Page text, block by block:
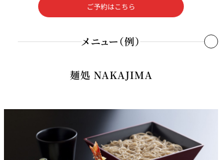
ご予約はこちら
メニュー（例）
ウニとキャビアを飾ったホワイトアスパラガスムース
ブイヤベースジュレに香草オイルのアクセント
麺処 NAKAJIMA